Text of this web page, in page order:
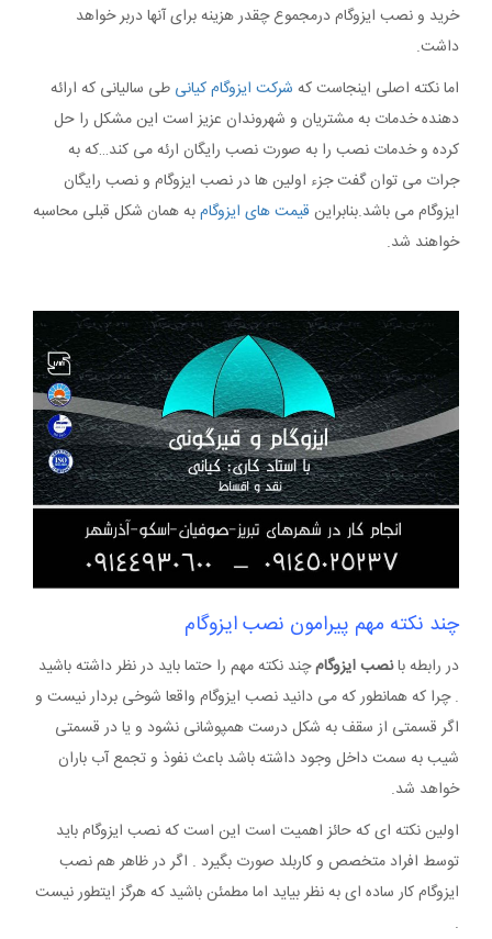
خرید و نصب ایزوگام درمجموع چقدر هزینه برای آنها دربر خواهد
داشت.
اما نکته اصلی اینجاست که شرکت ایزوگام کیانی طی سالیانی که ارائه
دهنده خدمات به مشتریان و شهروندان عزیز است این مشکل را حل
کرده و خدمات نصب را به صورت نصب رایگان ارئه می کند…که به
جرات می توان گفت جزء اولین ها در نصب ایزوگام و نصب رایگان
ایزوگام می باشد.بنابراین قیمت های ایزوگامبه همان شکل قبلی محاسبه
خواهند شد.
چند نکته مهم پیرامون نصب ایزوگام
در رابطه بانصب ایزوگامچند نکته مهم را حتما باید در نظر داشته باشید
. چرا که همانطور که می دانید نصب ایزوگام واقعا شوخی بردار نیست و
اگر قسمتی از سقف به شکل درست همپوشانی نشود و یا در قسمتی
شیب به سمت داخل وجود داشته باشد باعث نفوذ و تجمع آب باران
خواهد شد.
اولین نکته ای که حائز اهمیت است این است که نصب ایزوگام باید
توسط افراد متخصص و کاربلد صورت بگیرد . اگر در ظاهر هم نصب
ایزوگام کار ساده ای به نظر بیاید اما مطمئن باشید که هرگز ایتطور نیست
.